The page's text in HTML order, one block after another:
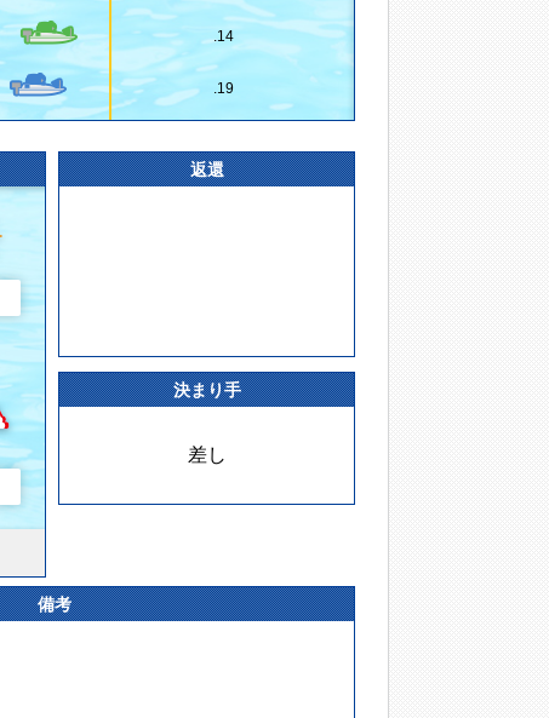
.14
.19
返還
決まり手
差し
備考